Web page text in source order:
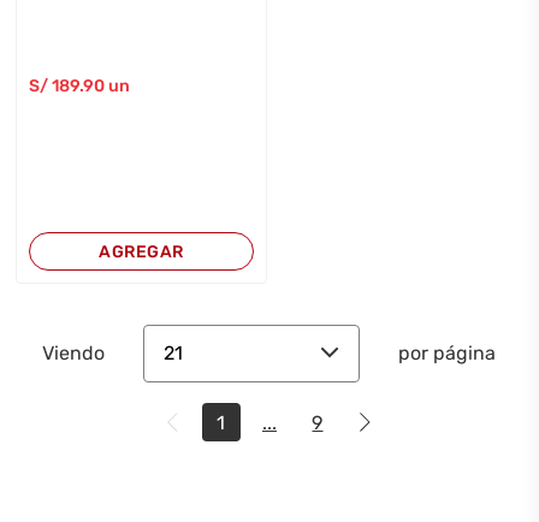
S/189.90 un
AGREGAR
Viendo 21 por página
1 ... 9